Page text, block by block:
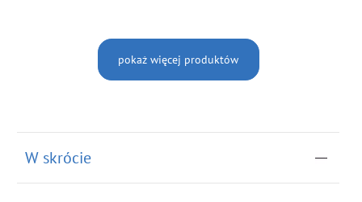
pokaż więcej produktów
W skrócie